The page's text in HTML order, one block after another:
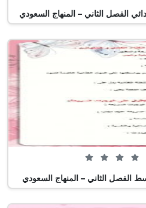
الفصل الثاني – المنهاج السعودي
0 من 5 (0 تصويت)
الفصل الثاني – المنهاج السعودي